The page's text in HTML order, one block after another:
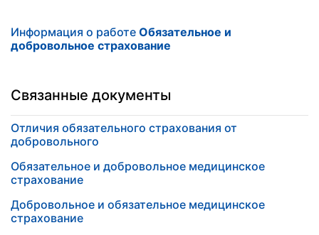
Информация о работе Обязательное и
добровольное страхование
Связанные документы
Отличия обязательного страхования от
добровольного
Обязательное и добровольное медицинское
страхование
Добровольное и обязательное медицинское
страхование